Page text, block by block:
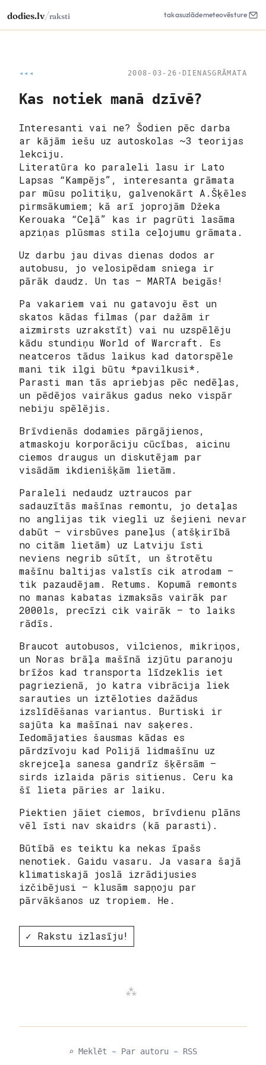
dodies.lv/raksti takasuzlādemeteovēsture
◂◂◂ 2008-03-26 · DIENASGRĀMATA
Kas notiek manā dzīvē?
Interesanti vai ne? Šodien pēc darba
ar kājām iešu uz autoskolas ~3 teorijas
lekciju.
Literatūra ko paraleli lasu ir Lato
Lapsas “Kampējs”, interesanta grāmata
par mūsu politiķu, galvenokārt A.Šķēles
pirmsākumiem; kā arī joprojām Džeka
Kerouaka “Ceļā” kas ir pagrūti lasāma
apziņas plūsmas stila ceļojumu grāmata.
Uz darbu jau divas dienas dodos ar
autobusu, jo velosipēdam sniega ir
pārāk daudz. Un tas – MARTA beigās!
Pa vakariem vai nu gatavoju ēst un
skatos kādas filmas (par dažām ir
aizmirsts uzrakstīt) vai nu uzspēlēju
kādu stundiņu World of Warcraft. Es
neatceros tādus laikus kad datorspēle
mani tik ilgi būtu *pavilkusi*.
Parasti man tās apriebjas pēc nedēļas,
un pēdējos vairākus gadus neko vispār
nebiju spēlējis.
Brīvdienās dodamies pārgājienos,
atmaskoju korporāciju cūcības, aicinu
ciemos draugus un diskutējam par
visādām ikdienišķām lietām.
Paraleli nedaudz uztraucos par
sadauzītās mašīnas remontu, jo detaļas
no anglijas tik viegli uz šejieni nevar
dabūt – virsbūves paneļus (atšķirībā
no citām lietām) uz Latviju īsti
neviens negrib sūtīt, un štrotētu
mašīnu baltijas valstīs cik atrodam –
tik pazaudējam. Retums. Kopumā remonts
no manas kabatas izmaksās vairāk par
2000ls, precīzi cik vairāk – to laiks
rādīs.
Braucot autobusos, vilcienos, mikriņos,
un Noras brāļa mašīnā izjūtu paranoju
brīžos kad transporta līdzeklis iet
pagriezienā, jo katra vibrācija liek
sarauties un iztēloties dažādus
izslīdēšanas variantus. Burtiski ir
sajūta ka mašīnai nav saķeres.
Iedomājaties šausmas kādas es
pārdzīvoju kad Polijā lidmašīnu uz
skrejceļa sanesa gandrīz šķērsām –
sirds izlaida pāris sitienus. Ceru ka
šī lieta pāries ar laiku.
Piektien jāiet ciemos, brīvdienu plāns
vēl īsti nav skaidrs (kā parasti).
Būtībā es teiktu ka nekas īpašs
nenotiek. Gaidu vasaru. Ja vasara šajā
klimatiskajā joslā izrādijusies
izčibējusi – klusām sapņoju par
pārvākšanos uz tropiem. He.
✓ Rakstu izlasīju!
⌕ Meklēt ⌁ Par autoru ⌁ RSS